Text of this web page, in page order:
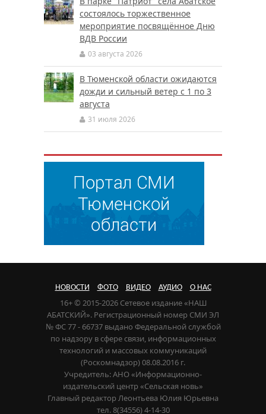
состоялось торжественное
мероприятие посвящённое Дню
ВДВ России
03 августа 2026
В Тюменской области ожидаются
дожди и сильный ветер с 1 по 3
августа
31 июля 2026
НОВОСТИ ФОТО ВИДЕО АУДИО О НАС
16+ © 2015-2026 Сетевое издание «НАШ
АБАТСКИЙ». Регистрационный номер СМИ ЭЛ
№ ФС 77 - 66737 выдано Федеральной службой
по надзору в сфере связи, информационных
технологий и массовых коммуникаций
(Роскомнадзор) 08.08.2016 г.
Учредитель: АНО «Информационно-
издательский центр «Сельская новь»
Главный редактор Леонтьева Юлия Юрьевна
тел. 8(34556) 4-14-30